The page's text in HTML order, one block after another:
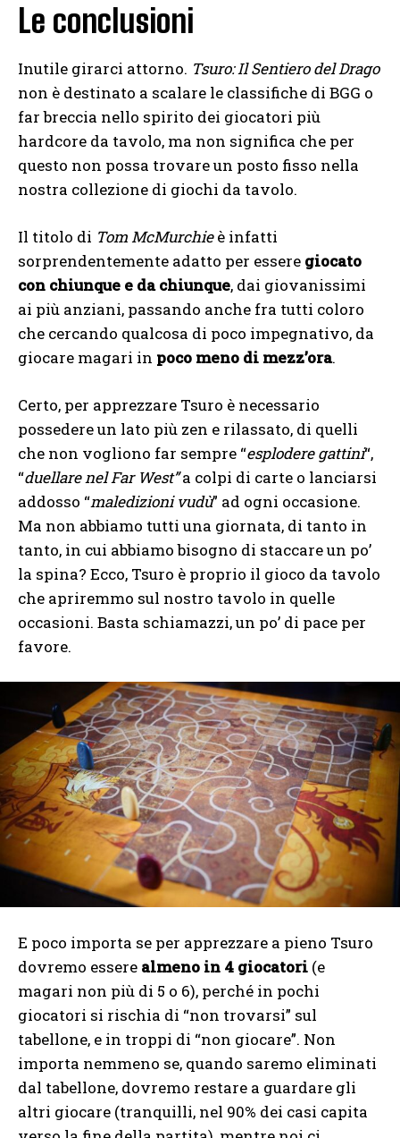
Le conclusioni
Inutile girarci attorno. Tsuro: Il Sentiero del Drago
non è destinato a scalare le classifiche di BGG o
far breccia nello spirito dei giocatori più
hardcore da tavolo, ma non significa che per
questo non possa trovare un posto fisso nella
nostra collezione di giochi da tavolo.
Il titolo di Tom McMurchieè infatti
sorprendentemente adatto per essere giocato
con chiunque e da chiunque, dai giovanissimi
ai più anziani, passando anche fra tutti coloro
che cercando qualcosa di poco impegnativo, da
giocare magari in poco meno di mezz’ora.
Certo, per apprezzare Tsuro è necessario
possedere un lato più zen e rilassato, di quelli
che non vogliono far sempre “esplodere gattini“,
“duellare nel Far West”a colpi di carte o lanciarsi
addosso “maledizioni vudù” ad ogni occasione.
Ma non abbiamo tutti una giornata, di tanto in
tanto, in cui abbiamo bisogno di staccare un po’
la spina? Ecco, Tsuro è proprio il gioco da tavolo
che apriremmo sul nostro tavolo in quelle
occasioni. Basta schiamazzi, un po’ di pace per
favore.
E poco importa se per apprezzare a pieno Tsuro
dovremo essere almeno in 4 giocatori (e
magari non più di 5 o 6), perché in pochi
giocatori si rischia di “non trovarsi” sul
tabellone, e in troppi di “non giocare”. Non
importa nemmeno se, quando saremo eliminati
dal tabellone, dovremo restare a guardare gli
altri giocare (tranquilli, nel 90% dei casi capita